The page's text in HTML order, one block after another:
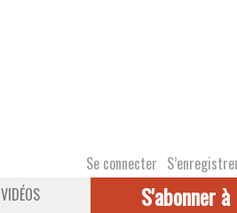
Se connecter
VIDÉOS S'abonner